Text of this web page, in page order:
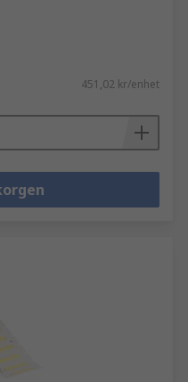
451,02 kr/enhet